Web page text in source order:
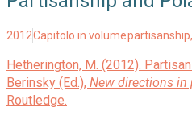
2012Capitolo in volumepartisanship,
Hetherington, M. (2012).
Berinsky (Ed.), New directions
Routledge.